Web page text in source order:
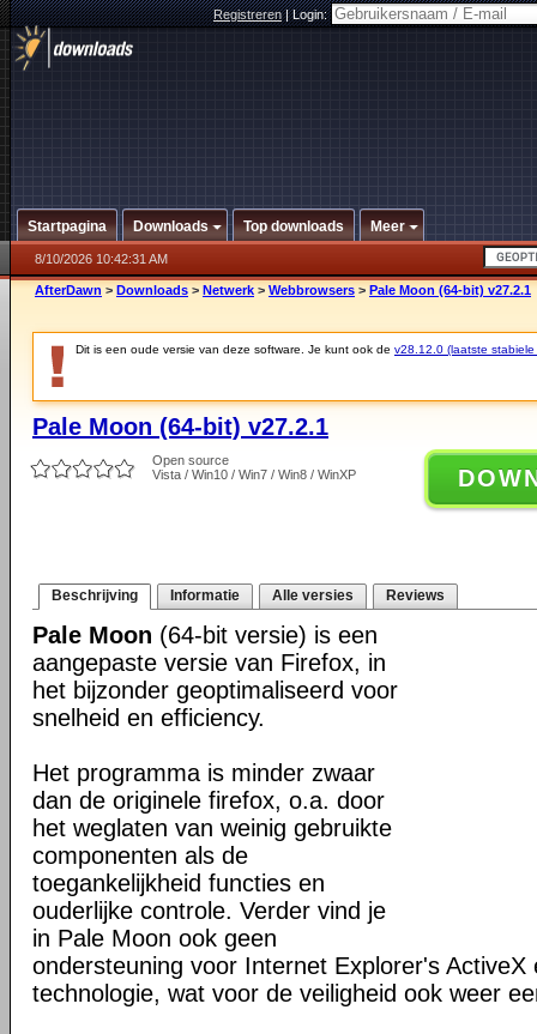
Registreren|Login:
Startpagina Downloads Top downloads Meer
8/10/2026 10:42:31 AM
AfterDawn > Downloads > Netwerk > Webbrowsers > Pale Moon (64-bit) v27.2.1
Dit is een oude versie van deze software. Je kunt ook de v28.12.0 (laatste stabiele
Pale Moon (64-bit) v27.2.1
Open source
Vista / Win10 / Win7 / Win8 / WinXP
Beschrijving Informatie Alle versies Reviews
Pale Moon (64-bit versie) is een
aangepaste versie van Firefox, in
het bijzonder geoptimaliseerd voor
snelheid en efficiency.
Het programma is minder zwaar
dan de originele firefox, o.a. door
het weglaten van weinig gebruikte
componenten als de
toegankelijkheid functies en
ouderlijke controle. Verder vind je
in Pale Moon ook geen
ondersteuning voor Internet Explorer's ActiveX
technologie, wat voor de veiligheid ook weer